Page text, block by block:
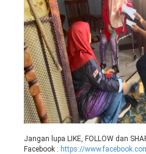
Jangan lupa LIKE, FOLLOW dan
Facebook : https://